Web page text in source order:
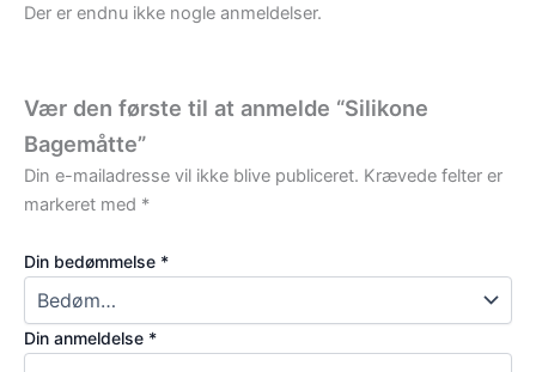
Der er endnu ikke nogle anmeldelser.
Vær den første til at anmelde “Silikone
Bagemåtte”
Din e-mailadresse vil ikke blive publiceret. Krævede felter er
markeret med *
Din bedømmelse *
Din anmeldelse *